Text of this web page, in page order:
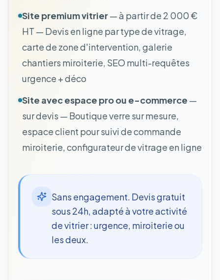
Site premium vitrier— à partir de 2 000 €
HT — Devis en ligne par type de vitrage,
carte de zone d'intervention, galerie
chantiers miroiterie, SEO multi-requêtes
urgence + déco
Site avec espace pro ou e-commerce —
sur devis — Boutique verre sur mesure,
espace client pour suivi de commande
miroiterie, configurateur de vitrage en ligne
Sans engagement. Devis gratuit
sous 24h, adapté à votre activité
de vitrier : urgence, miroiterie ou
les deux.